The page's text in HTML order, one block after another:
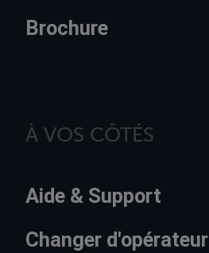
Brochure
À VOS CÔTÉS
Aide & Support
Changer d'opérateur